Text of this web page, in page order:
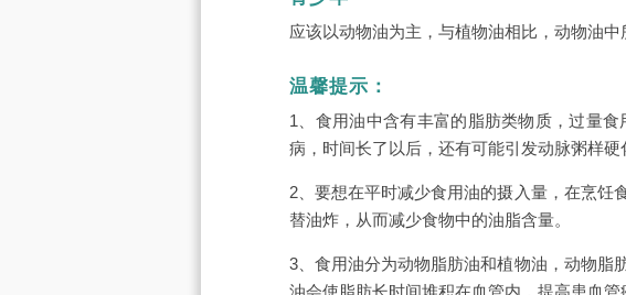
应该以动物油为主，与植物油相比，动物油
温馨提示：
1、食用油中含有丰富的脂肪类物质，过量
病，时间长了以后，还有可能引发动脉粥样
2、要想在平时减少食用油的摄入量，在烹饪
替油炸，从而减少食物中的油脂含量。
3、食用油分为动物脂肪油和植物油，动物脂
油会使脂肪长时间堆积在血管内，提高患血